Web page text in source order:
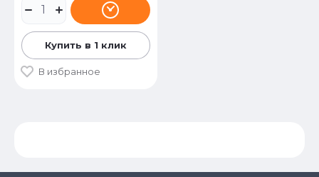
Купить в 1 клик
В избранное